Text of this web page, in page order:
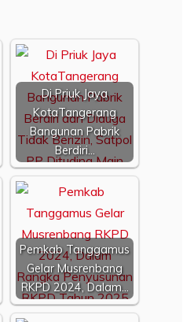
Di Priuk Jaya
KotaTangerang
Bangunan Pabrik
Berdiri…
Pemkab Tanggamus
Gelar Musrenbang
RKPD 2024, Dalam…